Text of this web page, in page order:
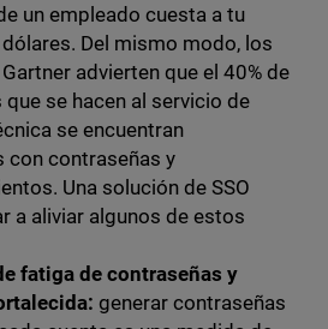
un empleado cuesta a tu
Del mismo modo, los
advierten que el 40% de
que se hacen al servicio de
se encuentran
con contraseñas y
Una solución de SSO
a aliviar algunos de estos
fatiga de contraseñas y
generar contraseñas